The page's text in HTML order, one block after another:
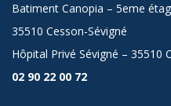
Batiment Canopia – 5eme
35510 Cesson-Sévigné
Hôpital Privé Sévigné – 35510
02 90 22 00 72